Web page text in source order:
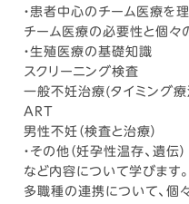
・患者中心のチーム医療を
チーム医療の必要性と個々
・生殖医療の基礎知識
スクリーニング検査
一般不妊治療(タイミング療
ART
男性不妊（検査と治療）
・その他（妊孕性温存、遺伝）
など内容について学びます。
多職種の連携について、個